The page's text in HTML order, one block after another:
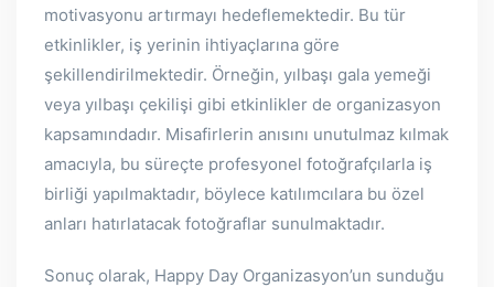
motivasyonu artırmayı hedeflemektedir. Bu tür
etkinlikler, iş yerinin ihtiyaçlarına göre
şekillendirilmektedir. Örneğin, yılbaşı gala yemeği
veya yılbaşı çekilişi gibi etkinlikler de organizasyon
kapsamındadır. Misafirlerin anısını unutulmaz kılmak
amacıyla, bu süreçte profesyonel fotoğrafçılarla iş
birliği yapılmaktadır, böylece katılımcılara bu özel
anları hatırlatacak fotoğraflar sunulmaktadır.
Sonuç olarak, Happy Day Organizasyon’un sunduğu